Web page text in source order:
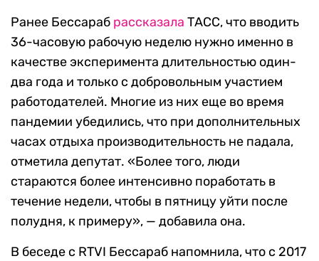
Ранее Бессараб рассказала ТАСС, что вводить
36-часовую рабочую неделю нужно именно в
качестве эксперимента длительностью один-
два года и только с добровольным участием
работодателей. Многие из них еще во время
пандемии убедились, что при дополнительных
часах отдыха производительность не падала,
отметила депутат. «Более того, люди
стараются более интенсивно поработать в
течение недели, чтобы в пятницу уйти после
полудня, к примеру», — добавила она.
В беседе с RTVI Бессараб напомнила, что с 2017